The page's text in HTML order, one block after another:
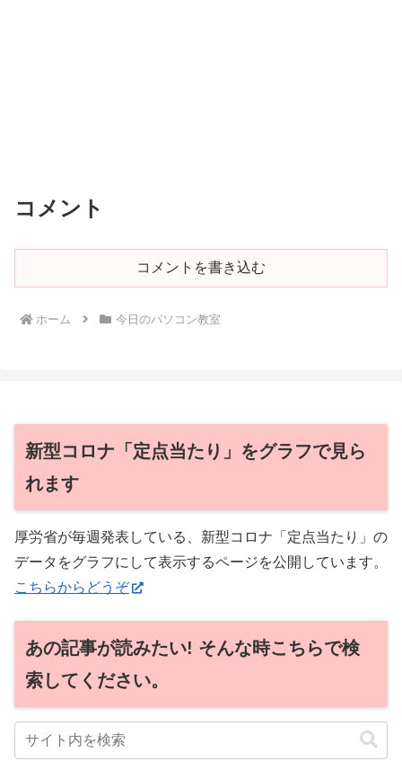
コメント
コメントを書き込む
ホーム 今日のパソコン教室
新型コロナ「定点当たり」をグラフで見ら
れます
厚労省が毎週発表している、新型コロナ「定点当たり」の
データをグラフにして表示するページを公開しています。
こちらからどうぞ
あの記事が読みたい! そんな時こちらで検
索してください。